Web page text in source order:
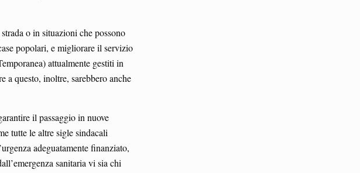
o in situazioni che possono
popolari, e migliorare il servizio
attualmente gestiti in
a questo, inoltre, sarebbero anche
il passaggio in nuove
tutte le altre sigle sindacali
adeguatamente finanziato,
sanitaria vi sia chi